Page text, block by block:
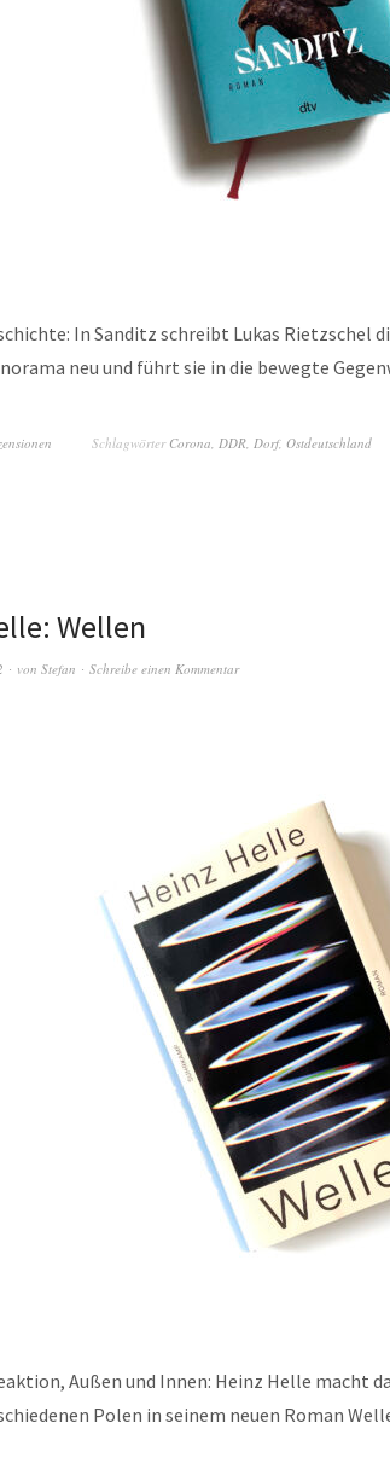
In Sanditz schreibt Lukas Rietzschel
neu und führt sie in die bewegte
Schlagwörter Corona DDR Dorf, Ostdeutschland
Wellen
von Stefan Schreibe einen Kommentar
Außen und Innen: Heinz Helle macht
Polen in seinem neuen Roman